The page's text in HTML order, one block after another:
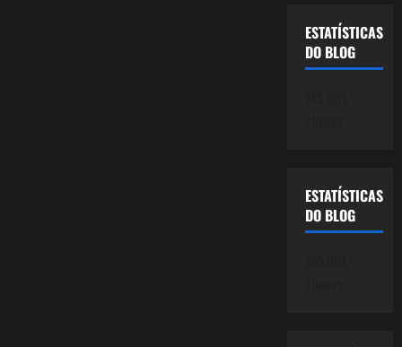
ESTATÍSTICAS
DO BLOG
ESTATÍSTICAS
DO BLOG